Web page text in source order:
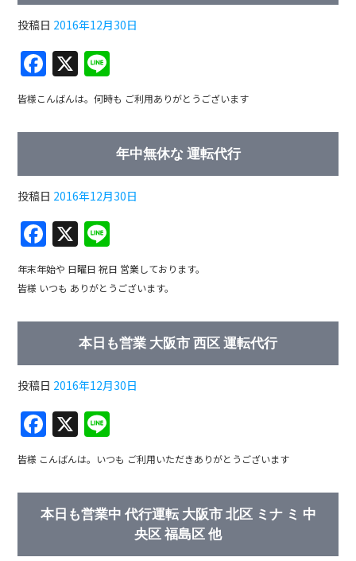
o
o
k
投稿日 2016年12月30日
F
a
c
e
o
o
k
X
n
e
皆様こんばんは。何時も ご利用ありがとうございます
年中無休な 運転代行
投稿日 2016年12月30日
F
a
c
o
o
k
X
n
e
年末年始や 日曜日 祝日 営業しております。
皆様 いつも ありがとうございます。
本日も営業 大阪市 西区 運転代行
投稿日 2016年12月30日
F
a
c
e
b
o
X
n
e
皆様 こんばんは。いつも ご利用いただきありがとうございます
本日も営業中 代行運転 大阪市 北区 ミナ ミ 中
央区 福島区 他